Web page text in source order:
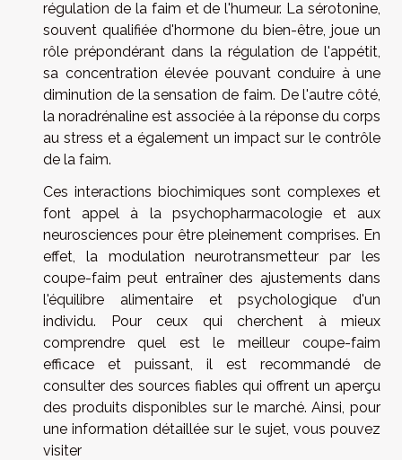
régulation de la faim et de l'humeur. La sérotonine,
souvent qualifiée d'hormone du bien-être, joue un
rôle prépondérant dans la régulation de l'appétit,
sa concentration élevée pouvant conduire à une
diminution de la sensation de faim. De l'autre côté,
la noradrénaline est associée à la réponse du corps
au stress et a également un impact sur le contrôle
de la faim.
Ces interactions biochimiques sont complexes et
font appel à la psychopharmacologie et aux
neurosciences pour être pleinement comprises. En
effet, la modulation neurotransmetteur par les
coupe-faim peut entraîner des ajustements dans
l'équilibre alimentaire et psychologique d'un
individu. Pour ceux qui cherchent à mieux
comprendre quel est le meilleur coupe-faim
efficace et puissant, il est recommandé de
consulter des sources fiables qui offrent un aperçu
des produits disponibles sur le marché. Ainsi, pour
une information détaillée sur le sujet, vous pouvez
visiter